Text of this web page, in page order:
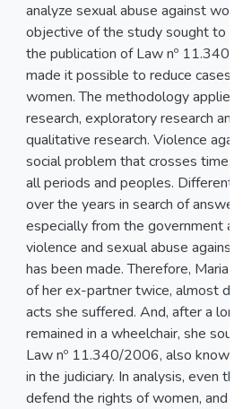
analyze sexual abuse against
objective of the study sought to
the publication of Law nº 11.340/
made it possible to reduce cases
women. The methodology
research, exploratory research
qualitative research. Violence
social problem that crosses time,
all periods and peoples. Different
over the years in search of
especially from the government
violence and sexual abuse
has been made. Therefore, Maria
of her ex-partner twice, almost
acts she suffered. And, after a
remained in a wheelchair, she
Law nº 11.340/2006, also known
in the judiciary. In analysis, even
defend the rights of women, and